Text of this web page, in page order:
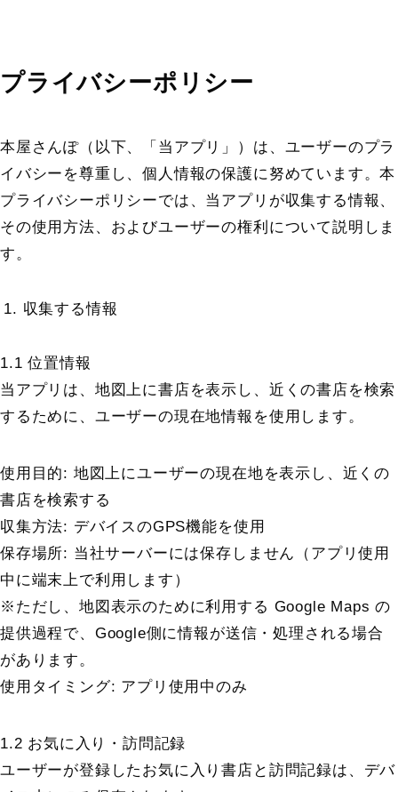
プライバシーポリシー
本屋さんぽ（以下、「当アプリ」）は、ユーザーのプラ
イバシーを尊重し、個人情報の保護に努めています。本
プライバシーポリシーでは、当アプリが収集する情報、
その使用方法、およびユーザーの権利について説明しま
す。
収集する情報
1.1 位置情報
当アプリは、地図上に書店を表示し、近くの書店を検索
するために、ユーザーの現在地情報を使用します。
使用目的: 地図上にユーザーの現在地を表示し、近くの
書店を検索する
収集方法: デバイスのGPS機能を使用
保存場所: 当社サーバーには保存しません（アプリ使用
中に端末上で利用します）
※ただし、地図表示のために利用する Google Maps の
提供過程で、Google側に情報が送信・処理される場合
があります。
使用タイミング: アプリ使用中のみ
1.2 お気に入り・訪問記録
ユーザーが登録したお気に入り書店と訪問記録は、デバ